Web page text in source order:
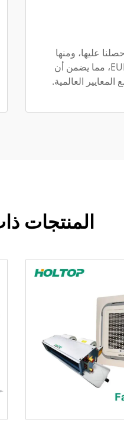
عليها، ومنها
ISO9001 وISO14001 وOHSAS18001 وCE وEUROVENT، مما يضمن أن
العالمية.
المنتجات